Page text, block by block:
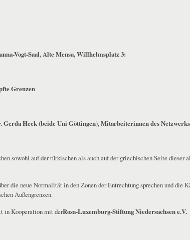
Vogt-Saal, Alte Mensa, Willhelmsplatz 3:
Grenzen
Gerda Heck (beide Uni Göttingen), Mitarbeiterinnen des Netzwerks
sowohl auf der türkischen als auch auf der griechischen Seite dieser
die neue Normalität in den Zonen der Entrechtung sprechen und die
Außengrenzen.
in Kooperation mit derRosa-Luxemburg-Stiftung Niedersachsen e.V.